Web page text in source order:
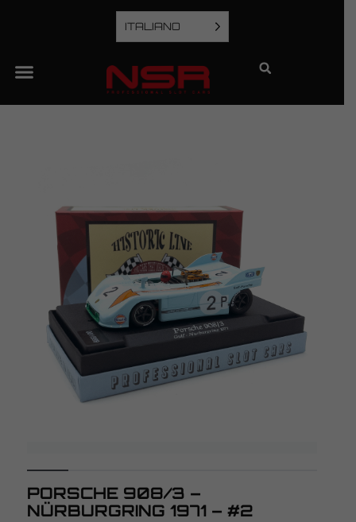
ITALIANO
PORSCHE 908/3 –
NÜRBURGRING 1971 – #2